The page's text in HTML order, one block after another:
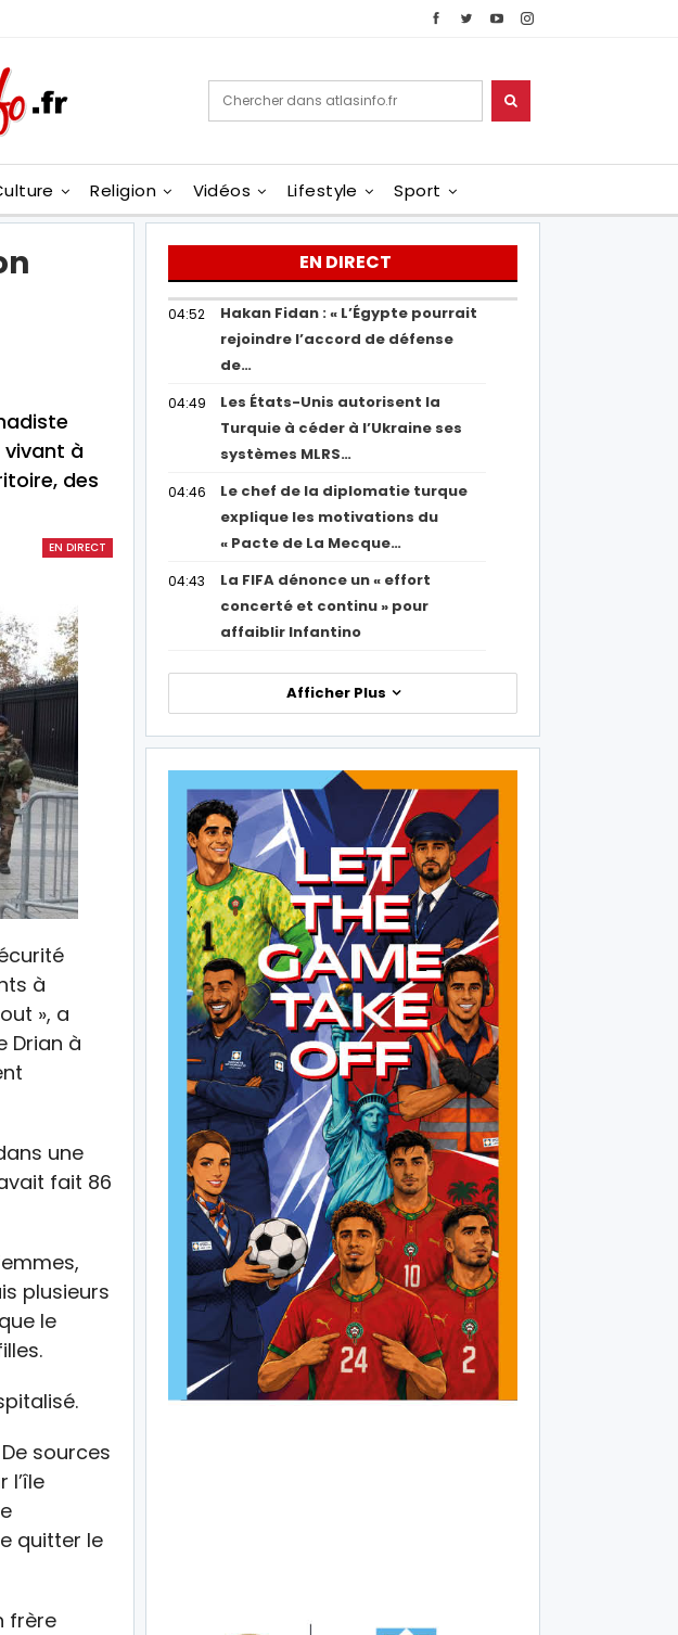
Religion Vidéos Lifestyle Sport
vivant à
des
EN DIRECT
à
», a
Drian à
une
fait 86
plusieurs
le
sources
l’île
quitter le
frère
EN DIRECT
04:52
Hakan Fidan : « L’Égypte pourrait
rejoindre l’accord de défense
de…
04:49
Les États-Unis autorisent la
Turquie à céder à l’Ukraine ses
systèmes MLRS…
04:46
Le chef de la diplomatie turque
explique les motivations du
« Pacte de La Mecque…
04:43
La FIFA dénonce un « effort
concerté et continu » pour
affaiblir Infantino
Afficher Plus